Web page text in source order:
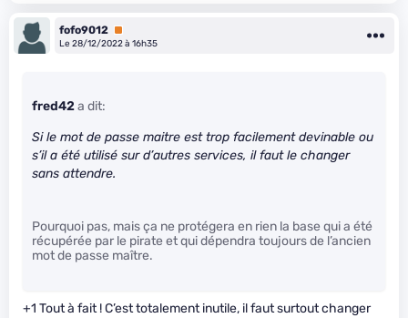
fofo9012 Premium
Le 28/12/2022 à 16h35
fred42a dit:
Si le mot de passe maitre est trop facilement devinable ou
s’il a été utilisé sur d’autres services, il faut le changer
sans attendre.
Pourquoi pas, mais ça ne protégera en rien la base qui a été
récupérée par le pirate et qui dépendra toujours de l’ancien
mot de passe maître.
+1 Tout à fait ! C’est totalement inutile, il faut surtout changer